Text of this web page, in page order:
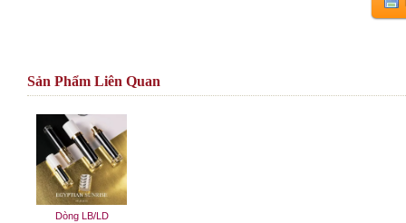
Sản Phẩm Liên Quan
Dòng LB/LD